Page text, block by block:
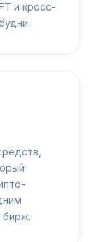
и кросс-
бирж.